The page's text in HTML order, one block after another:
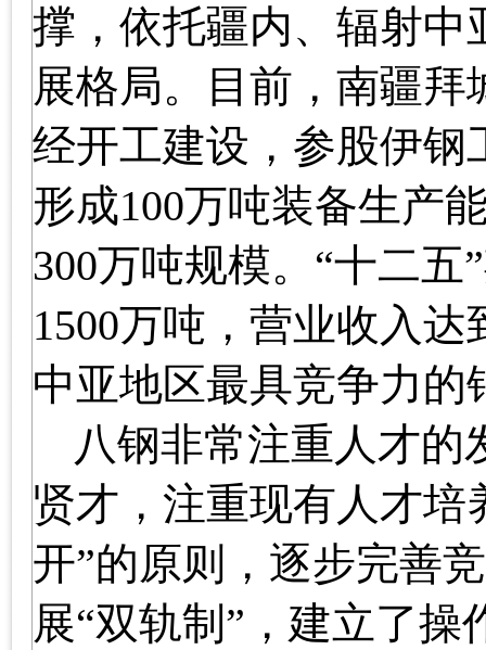
撑，依托疆内、辐射中
展格局。目前，南疆拜
经开工建设，参股伊钢
形成100万吨装备生产
300万吨规模。“十二五
1500万吨，营业收入达
中亚地区最具竞争力的
八钢非常注重人才的
贤才，注重现有人才培
开”的原则，逐步完善
展“双轨制”，建立了